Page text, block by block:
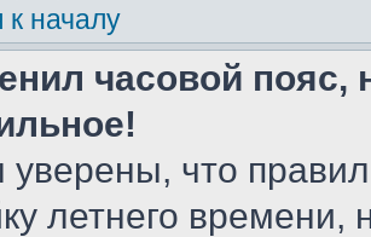
к началу
часовой пояс,
что
летнего